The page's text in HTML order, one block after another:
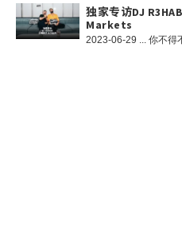
独家专访DJ
Markets